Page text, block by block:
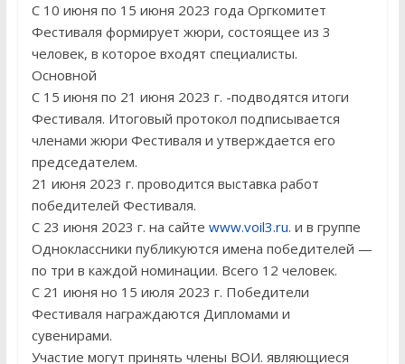
С 10 июня по 15 июня 2023 года Оргкомитет
Фестиваля формирует жюри, состоящее из 3
человек, в которое входят специалисты.
Основной
С 15 июня по 21 июня 2023 г. -подводятся итоги
Фестиваля. Итоговый протокол подписывается
членами жюри Фестиваля и утверждается его
председателем.
21 июня 2023 г. проводится выставка работ
победителей Фестиваля.
С 23 июня 2023 г. на сайте www.voil3.ru. и в группе
Одноклассники публикуются имена победителей —
по три в каждой номинации. Всего 12 человек.
С 21 июня но 15 июля 2023 г. Победители
Фестиваля награждаются Дипломами и
сувенирами.
Участие могут принять члены ВОИ. являющиеся